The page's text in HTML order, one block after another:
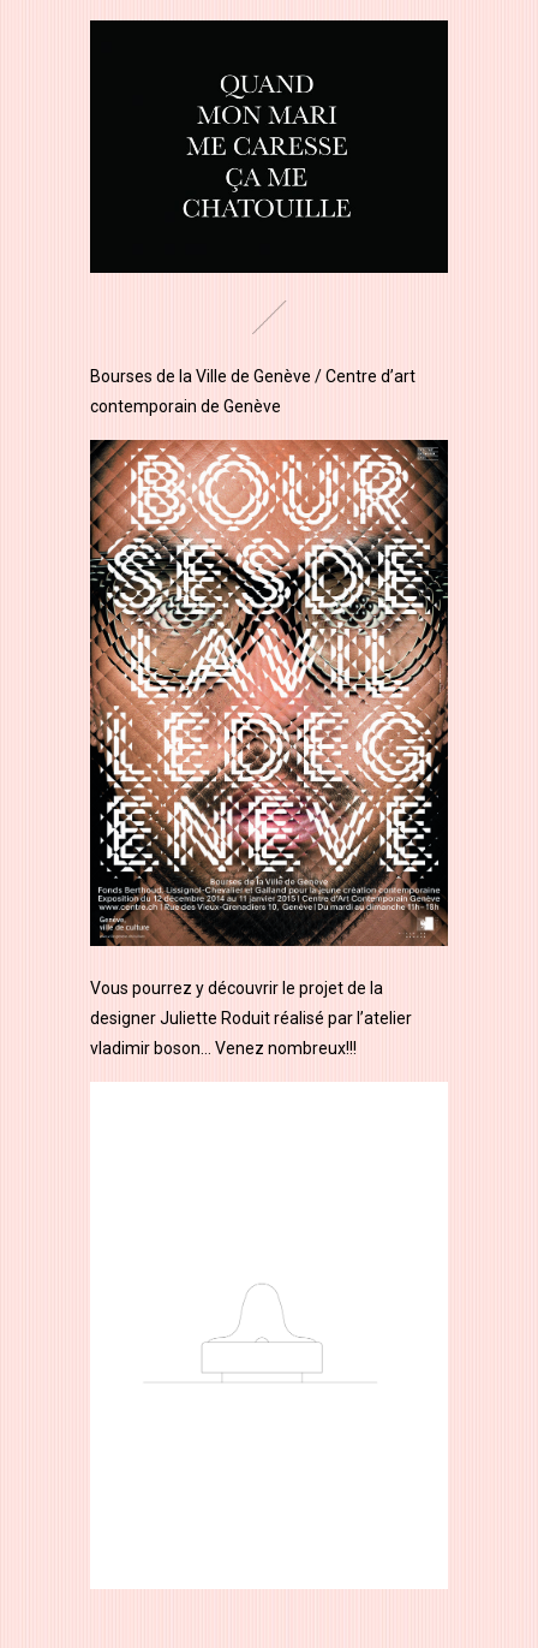
Bourses de la Ville de Genève / Centre d’art
contemporain de Genève
Vous pourrez y découvrir le projet de la
designer Juliette Roduit réalisé par l’atelier
vladimir boson… Venez nombreux!!!